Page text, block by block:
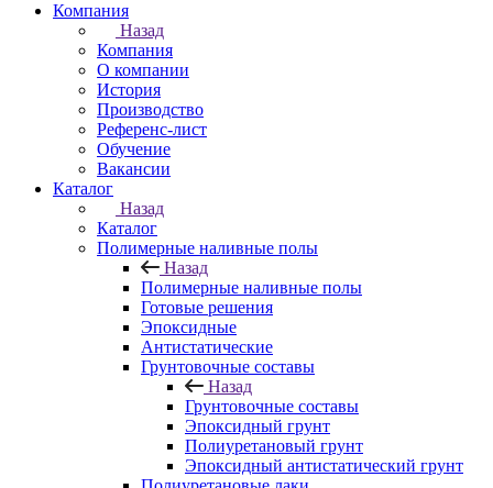
Компания
Назад
Компания
О компании
История
Производство
Референс-лист
Обучение
Вакансии
Каталог
Назад
Каталог
Полимерные наливные полы
Назад
Полимерные наливные полы
Готовые решения
Эпоксидные
Антистатические
Грунтовочные составы
Назад
Грунтовочные составы
Эпоксидный грунт
Полиуретановый грунт
Эпоксидный антистатический грунт